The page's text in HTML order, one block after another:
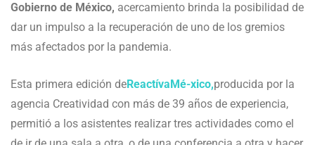
Gobierno de México, acercamiento brinda la posibilidad de
dar un impulso a la recuperación de uno de los gremios
más afectados por la pandemia.
Esta primera edición deReactívaMé-xico,producida por la
agencia Creatividad con más de 39 años de experiencia,
permitió a los asistentes realizar tres actividades como el